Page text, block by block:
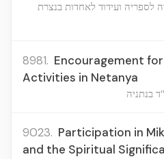
לספריה ועידוד לאחדות בנצרת
8981. Encouragement
Activities in Netanya
בנתניה
9023. Participation in
and the Spiritual